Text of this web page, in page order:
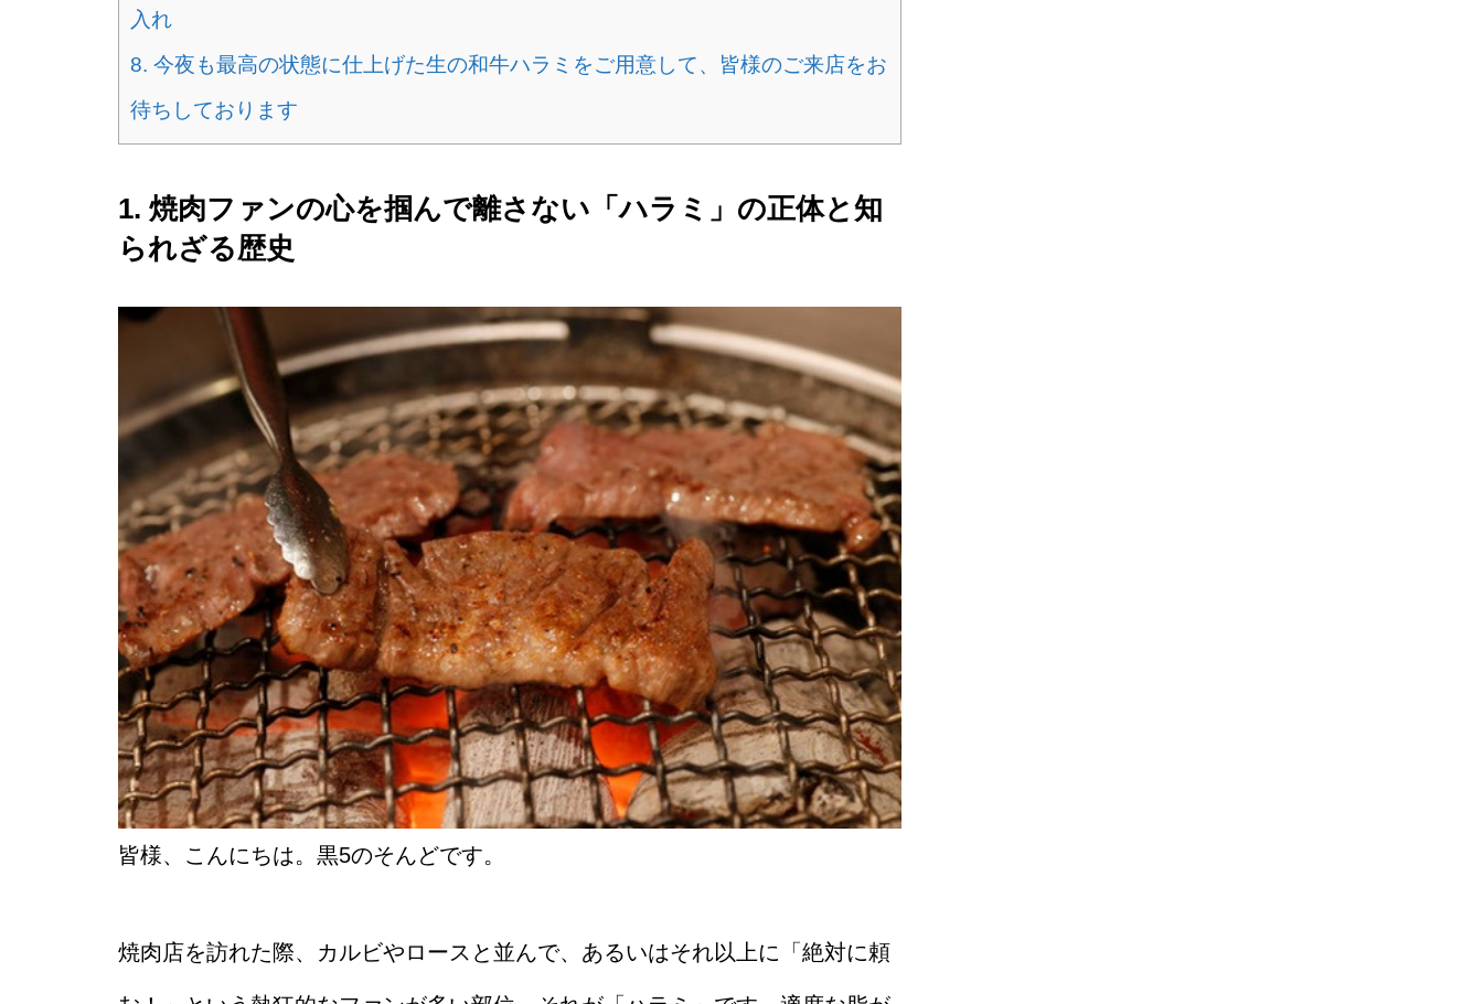
入れ
8. 今夜も最高の状態に仕上げた生の和牛ハラミをご用意して、皆様のご来店をお
待ちしております
1. 焼肉ファンの心を掴んで離さない「ハラミ」の正体と知
られざる歴史
皆様、こんにちは。黒5のそんどです。
焼肉店を訪れた際、カルビやロースと並んで、あるいはそれ以上に「絶対に頼